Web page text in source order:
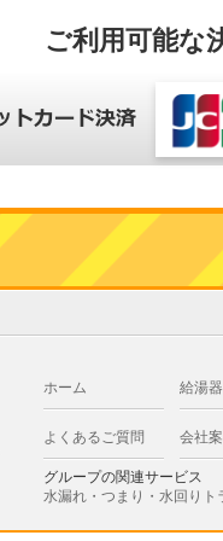
ご利用可能な
ホーム 給湯
よくあるご質問 会社
グループの関連サービス
水漏れ・つまり・水回りト